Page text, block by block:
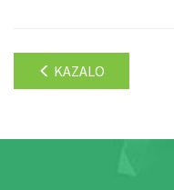
KAZALO